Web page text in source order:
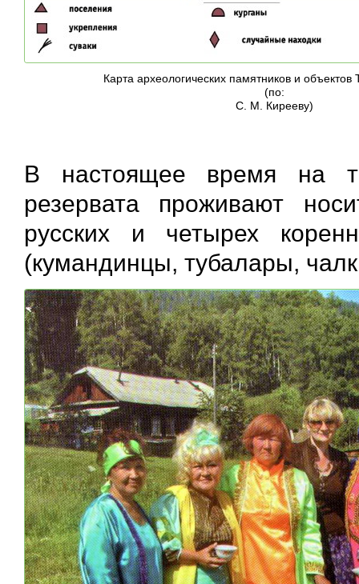
Карта археологических памятников и объектов
(по:
С. М. Кирееву)
В настоящее время на
резервата проживают
русских и четырех
(кумандинцы, тубалары,